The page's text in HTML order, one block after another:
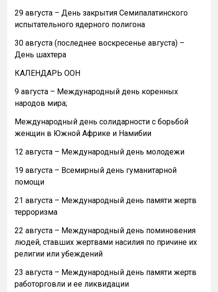
29 августа – День закрытия Семипалатинского
испытательного ядерного полигона
30 августа (последнее воскресенье августа) –
День шахтера
КАЛЕНДАРЬ ООН
9 августа – Международный день коренных
народов мира;
Международный день солидарности с борьбой
женщин в Южной Африке и Намибии
12 августа – Международный день молодежи
19 августа – Всемирный день гуманитарной
помощи
21 августа – Международный день памяти жертв
терроризма
22 августа – Международный день поминовения
людей, ставших жертвами насилия по причине их
религии или убеждений
23 августа – Международный день памяти жертв
работорговли и ее ликвидации